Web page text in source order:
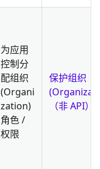
为应用
控制分
配组织
(Organi
zation)
角色 /
权限
保护组织
（非 API）